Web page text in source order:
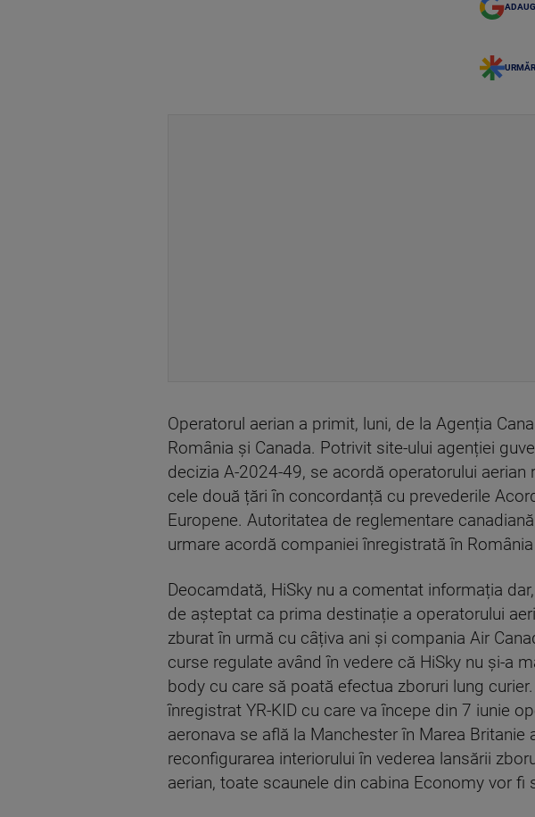
Operatorul aerian a primit, luni, de la Agenția
România și Canada. Potrivit site-ului agenției
decizia A-2024-49, se acordă operatorului
cele două țări în concordanță cu prevederile
Europene. Autoritatea de reglementare
urmare acordă companiei înregistrată în
Deocamdată, HiSky nu a comentat informația
de așteptat ca prima destinație a operatorului
zburat în urmă cu câțiva ani și compania Air
curse regulate având în vedere că HiSky nu și-a
body cu care să poată efectua zboruri lung
înregistrat YR-KID cu care va începe din 7 iunie
aeronava se află la Manchester în Marea
reconfigurarea interiorului în vederea lansării
aerian, toate scaunele din cabina Economy vor fi